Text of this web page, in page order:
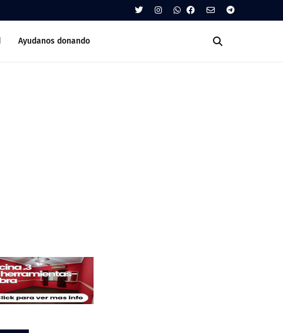
Ayudanos donando